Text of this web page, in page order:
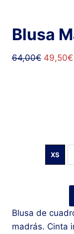
Blusa
64,00€ 49,50€
XS
Blusa de
madrás. Cinta